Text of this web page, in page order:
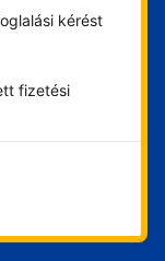
kérést
fizetési